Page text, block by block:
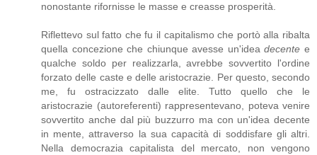
nonostante rifornisse le masse e creasse prosperità.
Riflettevo sul fatto che fu il capitalismo che portò alla ribalta
quella concezione che chiunque avesse un'ideadecente e
qualche soldo per realizzarla, avrebbe sovvertito l'ordine
forzato delle caste e delle aristocrazie. Per questo, secondo
me, fu ostracizzato dalle elite. Tutto quello che le
aristocrazie (autoreferenti) rappresentevano, poteva venire
sovvertito anche dal più buzzurro ma con un'idea decente
in mente, attraverso la sua capacità di soddisfare gli altri.
Nella democrazia capitalista del mercato, non vengono